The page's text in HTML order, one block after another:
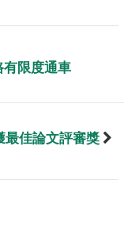
限度通車
最佳論文評審獎